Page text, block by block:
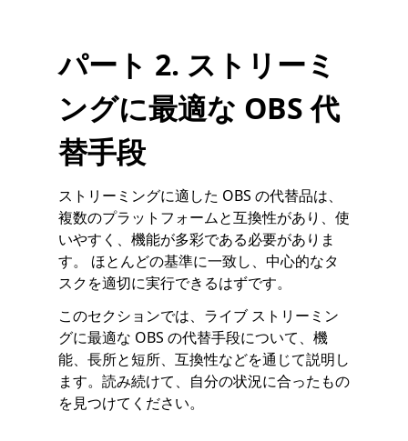
パート 2. ストリーミ
ングに最適な OBS 代
替手段
ストリーミングに適した OBS の代替品は、
複数のプラットフォームと互換性があり、使
いやすく、機能が多彩である必要がありま
す。 ほとんどの基準に一致し、中心的なタ
スクを適切に実行できるはずです。
このセクションでは、ライブ ストリーミン
グに最適な OBS の代替手段について、機
能、長所と短所、互換性などを通じて説明し
ます。読み続けて、自分の状況に合ったもの
を見つけてください。